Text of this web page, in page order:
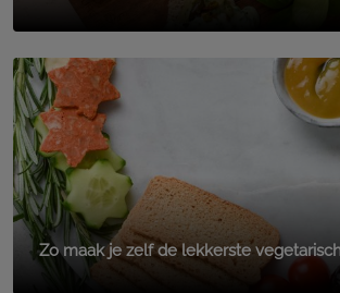
Zo maak je zelf de lekkerste